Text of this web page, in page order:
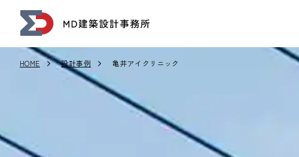
HOME 設計事例 亀井アイクリニック